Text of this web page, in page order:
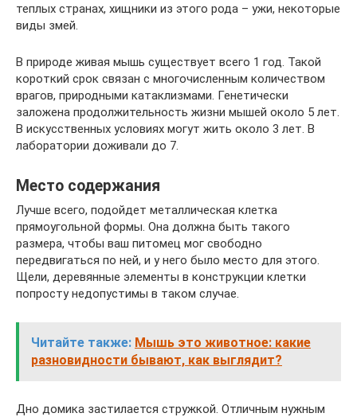
теплых странах, хищники из этого рода – ужи, некоторые
виды змей.
В природе живая мышь существует всего 1 год. Такой
короткий срок связан с многочисленным количеством
врагов, природными катаклизмами. Генетически
заложена продолжительность жизни мышей около 5 лет.
В искусственных условиях могут жить около 3 лет. В
лаборатории доживали до 7.
Место содержания
Лучше всего, подойдет металлическая клетка
прямоугольной формы. Она должна быть такого
размера, чтобы ваш питомец мог свободно
передвигаться по ней, и у него было место для этого.
Щели, деревянные элементы в конструкции клетки
попросту недопустимы в таком случае.
Читайте также: Мышь это животное: какие
разновидности бывают, как выглядит?
Дно домика застилается стружкой. Отличным нужным